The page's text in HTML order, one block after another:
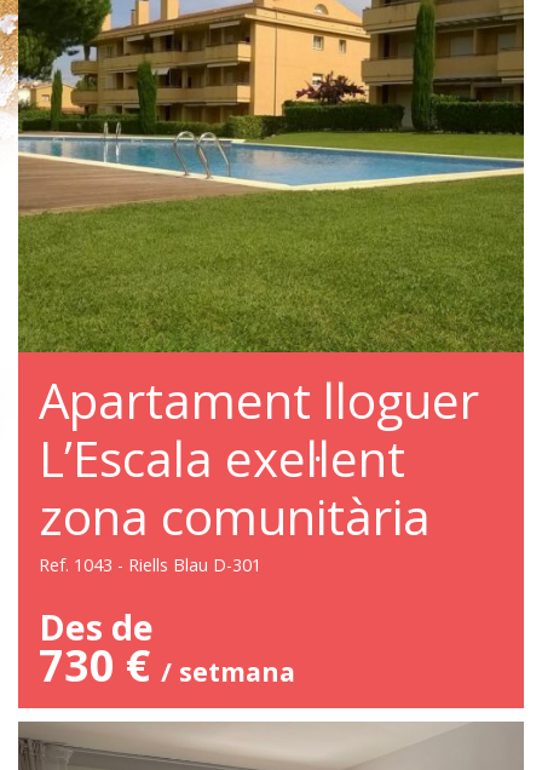
Apartament lloguer
L’Escala exel·lent
zona comunitària
Ref. 1043 - Riells Blau D-301
Des de
730 € / setmana